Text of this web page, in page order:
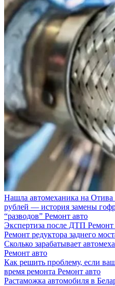
Нашла автомеханика на
рублей — история замены
“разводов” Ремонт авто
Экспертиза после ДТП Ремонт
Ремонт редуктора заднего
Сколько зарабатывает
Ремонт авто
Как решить проблему, если
время ремонта Ремонт авто
Растаможка автомобиля в